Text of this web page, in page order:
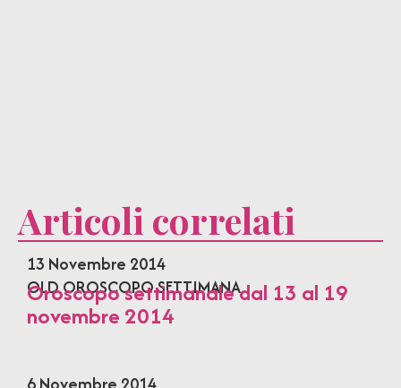
Articoli correlati
13 Novembre 2014
OLD OROSCOPO SETTIMANA
Oroscopo settimanale dal 13 al 19
novembre 2014